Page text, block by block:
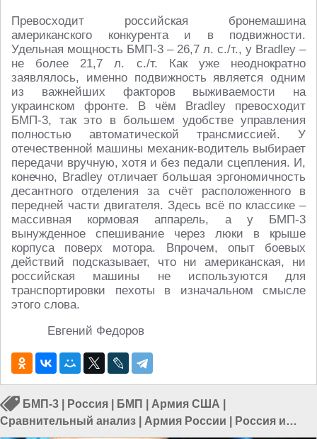
Превосходит российская бронемашина
американского конкурента и в подвижности.
Удельная мощность БМП-3 – 26,7 л. с./т., у Bradley –
не более 21,7 л. с./т. Как уже неоднократно
заявлялось, именно подвижность является одним
из важнейших факторов выживаемости на
украинском фронте. В чём Bradley превосходит
БМП-3, так это в большем удобстве управления
полностью автоматической трансмиссией. У
отечественной машины механик-водитель выбирает
передачи вручную, хотя и без педали сцепления. И,
конечно, Bradley отличает большая эргономичность
десантного отделения за счёт расположенного в
передней части двигателя. Здесь всё по классике –
массивная кормовая аппарель, а у БМП-3
вынужденное спешивание через люки в крыше
корпуса поверх мотора. Впрочем, опыт боевых
действий подсказывает, что ни американская, ни
российская машины не используются для
транспортировки пехоты в изначальном смысле
этого слова.
Евгений Федоров
БМП-3 Россия БМП Армия США
Сравнительный анализ
Армия России
Россия и